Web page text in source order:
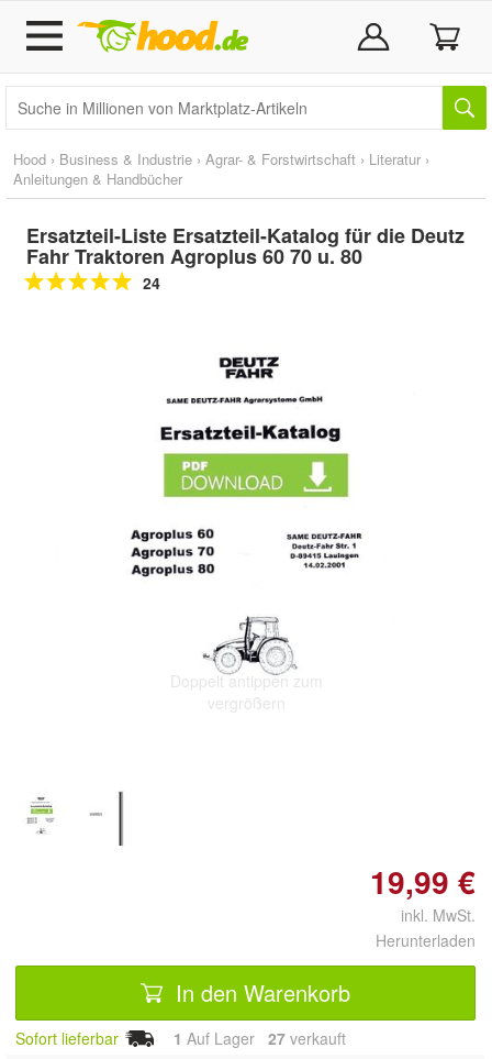
Hood › Business & Industrie › Agrar- & Forstwirtschaft › Literatur ›
Anleitungen & Handbücher
Ersatzteil-Liste Ersatzteil-Katalog für die Deutz
Fahr Traktoren Agroplus 60 70 u. 80
24
Doppelt antippen zum
vergrößern
19,99 €
inkl. MwSt.
Herunterladen
In den Warenkorb
Sofort lieferbar 1 Auf Lager 27 verkauft